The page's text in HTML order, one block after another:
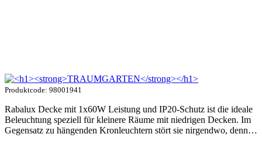
Produktcode: 98001941
Rabalux Decke mit 1x60W Leistung und IP20-Schutz ist die ideale
Beleuchtung speziell für kleinere Räume mit niedrigen Decken. Im
Gegensatz zu hängenden Kronleuchtern stört sie nirgendwo, denn…